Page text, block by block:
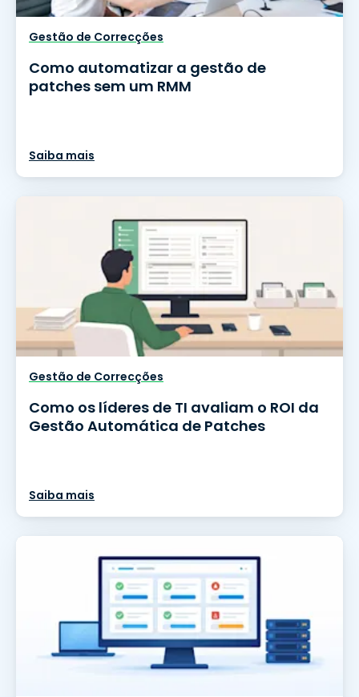
Gestão de Correcções
Como automatizar a gestão de
patches sem um RMM
Saiba mais
Gestão de Correcções
Como os líderes de TI avaliam o ROI da
Gestão Automática de Patches
Saiba mais